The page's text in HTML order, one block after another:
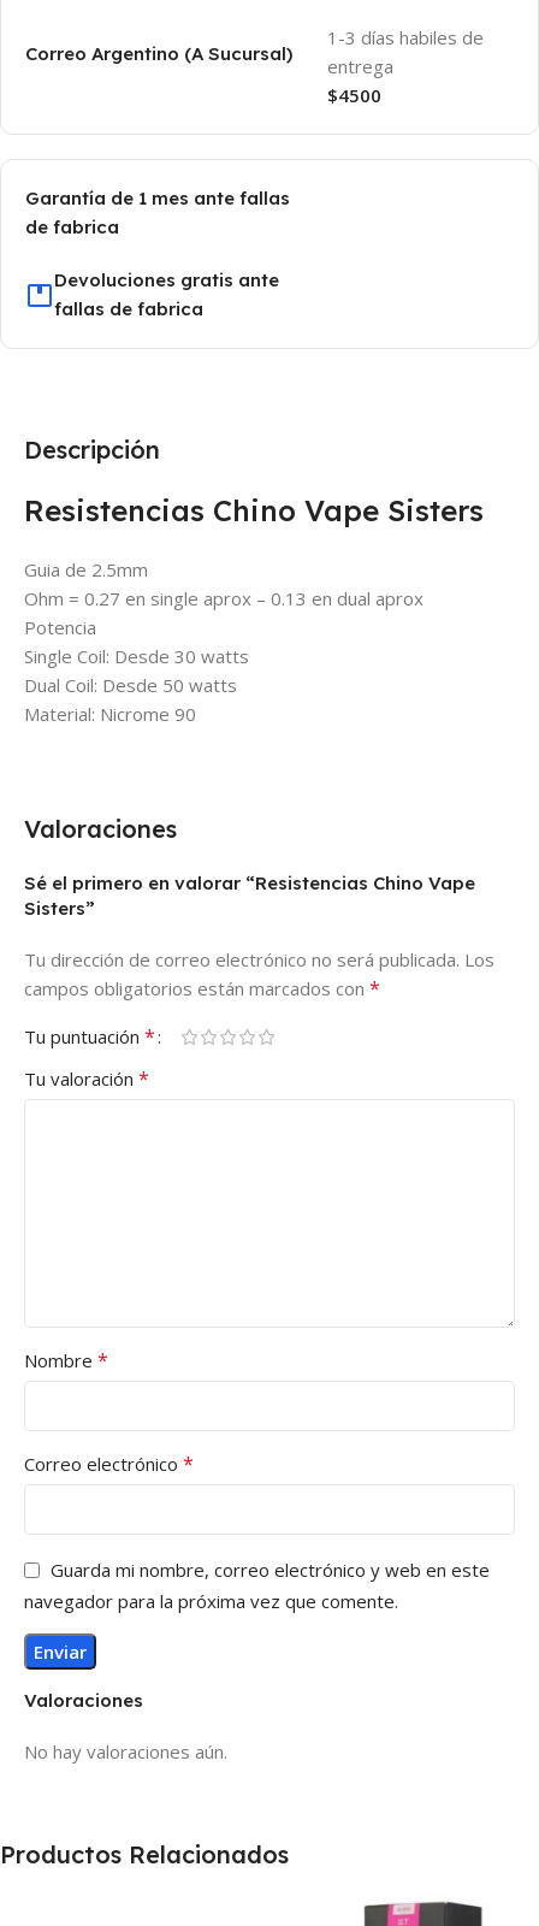
Correo Argentino (A Sucursal)
1-3 días habiles de
entrega
$4500
Garantía de 1 mes ante fallas
de fabrica
Devoluciones gratis ante
fallas de fabrica
Descripción
Resistencias Chino Vape Sisters
Guia de 2.5mm
Ohm = 0.27 en single aprox – 0.13 en dual aprox
Potencia
Single Coil: Desde 30 watts
Dual Coil: Desde 50 watts
Material: Nicrome 90
Valoraciones
Valoraciones
No hay valoraciones aún.
Sé el primero en valorar “Resistencias Chino Vape
Sisters”
Tu dirección de correo electrónico no será publicada. Los
campos obligatorios están marcados con *
Tu puntuación *
Tu valoración *
Nombre *
Correo electrónico *
Guarda mi nombre, correo electrónico y web en este
navegador para la próxima vez que comente.
Productos Relacionados